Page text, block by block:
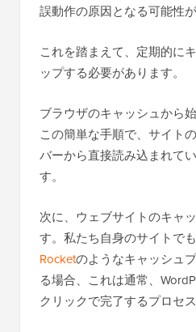
誤動作の原因となる可能性が
これを踏まえて、定期的に
ップする必要があります。
ブラウザのキャッシュから
この簡単な手順で、サイト
バーから直接読み込まれて
す。
次に、ウェブサイトのキャ
す。私たち自身のサイトで
Rocketのようなキャッシュ
る場合、これは通常、
クリックで完了するプロセス